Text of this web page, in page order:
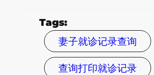
Tags:
妻子就诊记录查询
查询打印就诊记录